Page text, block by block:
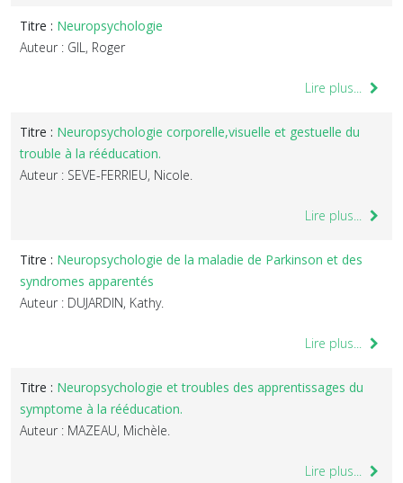
Titre : Neuropsychologie
Auteur : GIL, Roger
Lire plus...
Titre : Neuropsychologie corporelle,visuelle et gestuelle du
trouble à la rééducation.
Auteur : SEVE-FERRIEU, Nicole.
Lire plus...
Titre : Neuropsychologie de la maladie de Parkinson et des
syndromes apparentés
Auteur : DUJARDIN, Kathy.
Lire plus...
Titre : Neuropsychologie et troubles des apprentissages du
symptome à la rééducation.
Auteur : MAZEAU, Michèle.
Lire plus...